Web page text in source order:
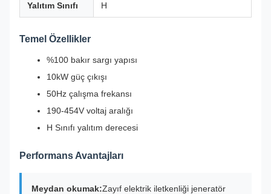
Yalıtım Sınıfı H
Temel Özellikler
%100 bakır sargı yapısı
10kW güç çıkışı
50Hz çalışma frekansı
190-454V voltaj aralığı
H Sınıfı yalıtım derecesi
Performans Avantajları
Meydan okumak:Zayıf elektrik iletkenliği jeneratör